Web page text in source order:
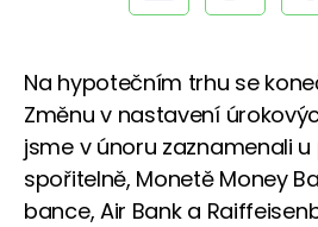
Na hypotečním trhu se
Změnu v nastavení
jsme v únoru zaznamenali u
spořitelně, Monetě Money
bance, Air Bank a